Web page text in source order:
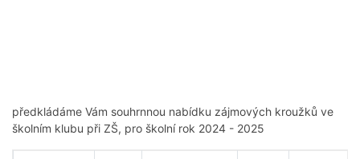
předkládáme Vám souhrnnou nabídku zájmových kroužků ve
školním klubu při ZŠ, pro školní rok 2024 - 2025